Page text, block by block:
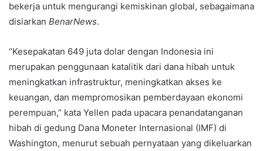
bekerja untuk mengurangi kemiskinan global, sebagaimana
disiarkan BenarNews.
“Kesepakatan 649 juta dolar dengan Indonesia ini
merupakan penggunaan katalitik dari dana hibah untuk
meningkatkan infrastruktur, meningkatkan akses ke
keuangan, dan mempromosikan pemberdayaan ekonomi
perempuan,” kata Yellen pada upacara penandatanganan
hibah di gedung Dana Moneter Internasional (IMF) di
Washington, menurut sebuah pernyataan yang dikeluarkan